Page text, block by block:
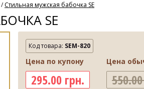
/Cтильная мужская бабочка SE
SE
Код товара: SEM-820
Цена по купону
295.00 грн.
Цена